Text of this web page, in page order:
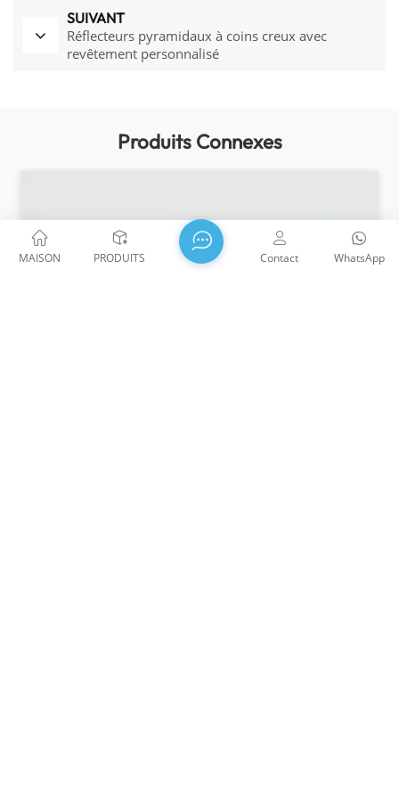
SUIVANT
Réflecteurs pyramidaux à coins creux avec
revêtement personnalisé
Produits Connexes
MAISON PRODUITS WhatsApp
Contact